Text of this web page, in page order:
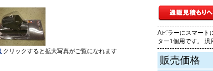
Aピラーにスマート
ター1個用です。 汎
販売価格
クリックすると拡大写真がご覧になれます